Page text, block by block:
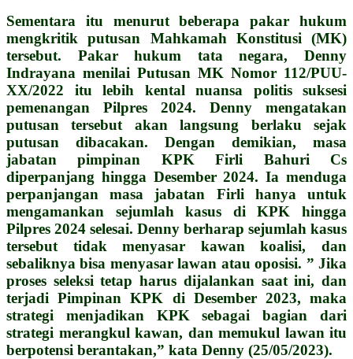
Sementara itu menurut beberapa pakar hukum
mengkritik putusan Mahkamah Konstitusi (MK)
tersebut. Pakar hukum tata negara, Denny
Indrayana menilai Putusan MK Nomor 112/PUU-
XX/2022 itu lebih kental nuansa politis suksesi
pemenangan Pilpres 2024. Denny mengatakan
putusan tersebut akan langsung berlaku sejak
putusan dibacakan. Dengan demikian, masa
jabatan pimpinan KPK Firli Bahuri Cs
diperpanjang hingga Desember 2024. Ia menduga
perpanjangan masa jabatan Firli hanya untuk
mengamankan sejumlah kasus di KPK hingga
Pilpres 2024 selesai. Denny berharap sejumlah kasus
tersebut tidak menyasar kawan koalisi, dan
sebaliknya bisa menyasar lawan atau oposisi. ” Jika
proses seleksi tetap harus dijalankan saat ini, dan
terjadi Pimpinan KPK di Desember 2023, maka
strategi menjadikan KPK sebagai bagian dari
strategi merangkul kawan, dan memukul lawan itu
berpotensi berantakan,” kata Denny (25/05/2023).